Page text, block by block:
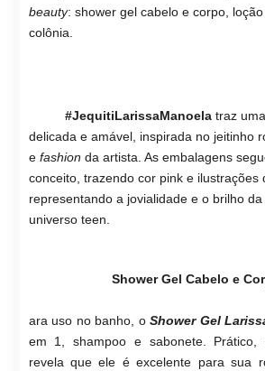
beauty: shower gel cabelo e corpo,
colônia.
#JequitiLarissaManoela traz
delicada e amável, inspirada no jeitinho
e fashion da artista. As embalagens
conceito, trazendo cor pink e ilustrações
representando a jovialidade e o brilho
universo teen.
Shower Gel Cabelo e
ara uso no banho, oShower Gel
em 1, shampoo e sabonete.
revela que ele é excelente para sua